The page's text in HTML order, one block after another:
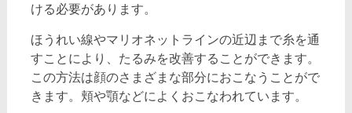
ける必要があります。
ほうれい線やマリオネットラインの近辺まで糸を通
すことにより、たるみを改善することができます。
この方法は顔のさまざまな部分におこなうことがで
きます。頬や顎などによくおこなわれています。